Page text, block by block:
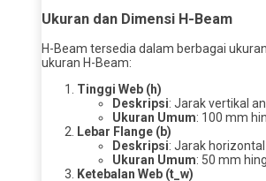
Ukuran dan Dimensi H-Beam
H-Beam tersedia dalam berbagai
ukuran H-Beam:
Tinggi Web (h)
Deskripsi: Jarak vertikal
Ukuran Umum: 100 mm
Lebar Flange (b)
Deskripsi: Jarak
Ukuran Umum: 50 mm
Ketebalan Web (t_w)